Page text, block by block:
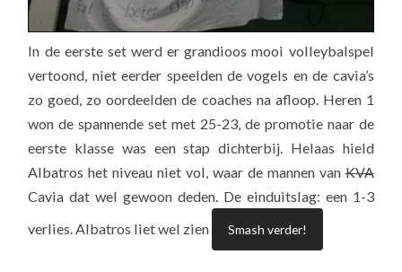
In de eerste set werd er grandioos mooi volleybalspel
vertoond, niet eerder speelden de vogels en de cavia’s
zo goed, zo oordeelden de coaches na afloop. Heren 1
won de spannende set met 25-23, de promotie naar de
eerste klasse was een stap dichterbij. Helaas hield
Albatros het niveau niet vol, waar de mannen vanKVA
Cavia dat wel gewoon deden. De einduitslag: een 1-3
verlies. Albatros liet wel zien
Smash verder!